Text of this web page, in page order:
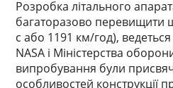
Розробка літального
багаторазово перевищити
с або 1191 км/год),
NASA і Міністерства
випробування були
особливостей конструкції